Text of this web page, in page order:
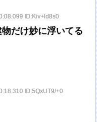
ID:Kiv+ld8s0
だけ妙に浮いてる
ID:5QxUT9/+0